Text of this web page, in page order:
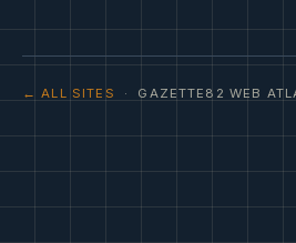
← ALL SITES · GAZETTE82 WEB